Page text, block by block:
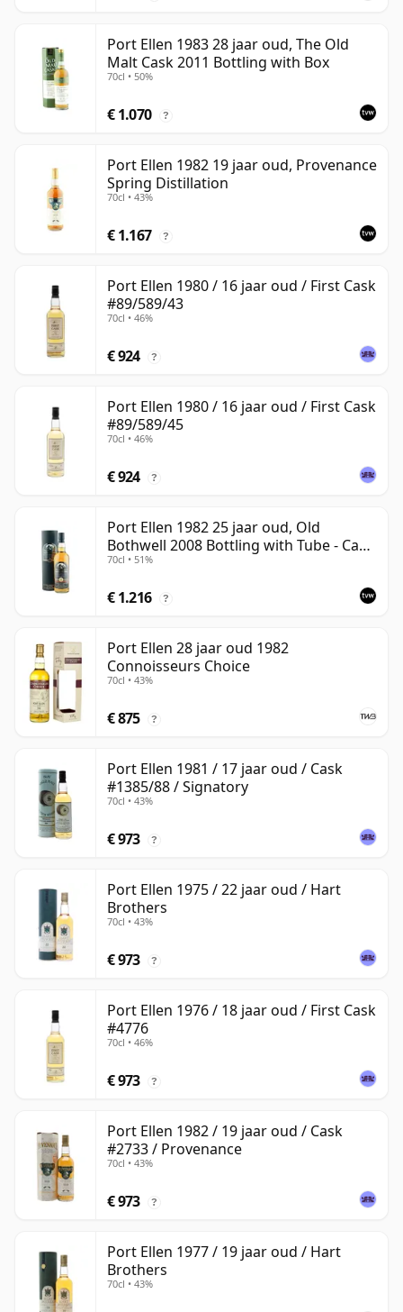
Port Ellen 1983 28 jaar oud, The Old
Malt Cask 2011 Bottling with Box
70cl • 50%
€ 1.070 ?
Port Ellen 1982 19 jaar oud, Provenance
Spring Distillation
70cl • 43%
€ 1.167 ?
Port Ellen 1980 / 16 jaar oud / First Cask
#89/589/43
70cl • 46%
€ 924 ?
Port Ellen 1980 / 16 jaar oud / First Cask
#89/589/45
70cl • 46%
€ 924 ?
Port Ellen 1982 25 jaar oud, Old
Bothwell 2008 Bottling with Tube - Cask
#2555
70cl • 51%
€ 1.216 ?
Port Ellen 28 jaar oud 1982
Connoisseurs Choice
70cl • 43%
€ 875 ?
Port Ellen 1981 / 17 jaar oud / Cask
#1385/88 / Signatory
70cl • 43%
€ 973 ?
Port Ellen 1975 / 22 jaar oud / Hart
Brothers
70cl • 43%
€ 973 ?
Port Ellen 1976 / 18 jaar oud / First Cask
#4776
70cl • 46%
€ 973 ?
Port Ellen 1982 / 19 jaar oud / Cask
#2733 / Provenance
70cl • 43%
€ 973 ?
Port Ellen 1977 / 19 jaar oud / Hart
Brothers
70cl • 43%